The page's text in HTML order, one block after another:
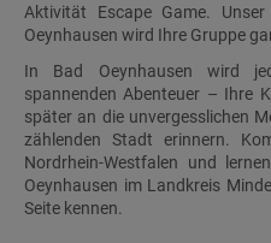
Aktivität Escape Game.
Oeynhausen wird Ihre Gruppe
In Bad Oeynhausen wird
spannenden Abenteuer – Ihre
später an die unvergesslichen
zählenden Stadt erinnern.
Nordrhein-Westfalen und
Oeynhausen im Landkreis
Seite kennen.